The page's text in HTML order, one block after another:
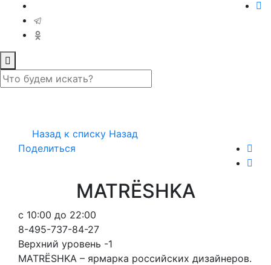
Назад к списку Назад
Поделиться
MATRЁSHKA
с 10:00 до 22:00
8-495-737-84-27
Верхний уровень -1
MATRЁSHKA – ярмарка российских дизайнеров.